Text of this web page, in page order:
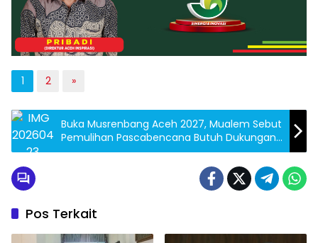
1 2 »
Buka Musrenbang Aceh 2027, Mualem Sebut
Pemulihan Pascabencana Butuh Dukungan
Besar Pemerintah Pusat
Pos Terkait